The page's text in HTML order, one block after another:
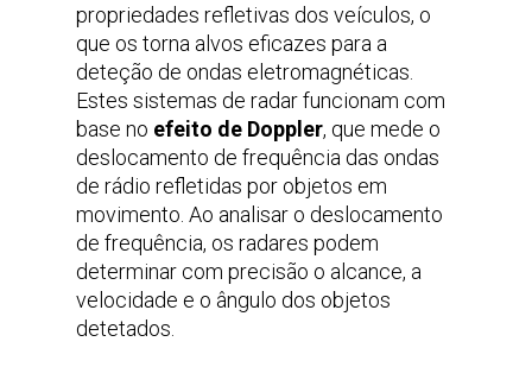
propriedades refletivas dos veículos, o
que os torna alvos eficazes para a
deteção de ondas eletromagnéticas.
Estes sistemas de radar funcionam com
base no efeito de Doppler, que mede o
deslocamento de frequência das ondas
de rádio refletidas por objetos em
movimento. Ao analisar o deslocamento
de frequência, os radares podem
determinar com precisão o alcance, a
velocidade e o ângulo dos objetos
detetados.